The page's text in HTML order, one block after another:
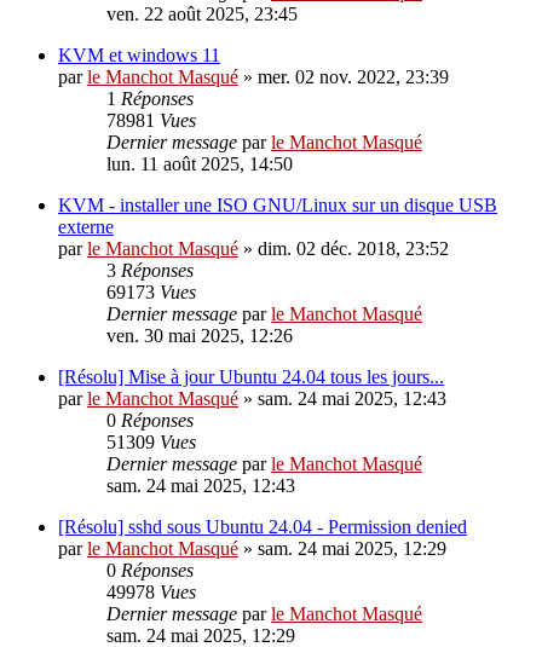
ven. 22 août 2025, 23:45
KVM et windows 11
parle Manchot Masqué » mer. 02 nov. 2022, 23:39
1 Réponses
78981 Vues
Dernier message parle Manchot Masqué
lun. 11 août 2025, 14:50
KVM - installer une ISO GNU/Linux sur un disque USB
externe
parle Manchot Masqué » dim. 02 déc. 2018, 23:52
3 Réponses
69173 Vues
Dernier message parle Manchot Masqué
ven. 30 mai 2025, 12:26
[Résolu] Mise à jour Ubuntu 24.04 tous les jours...
parle Manchot Masqué » sam. 24 mai 2025, 12:43
0 Réponses
51309 Vues
Dernier message parle Manchot Masqué
sam. 24 mai 2025, 12:43
[Résolu] sshd sous Ubuntu 24.04 - Permission denied
parle Manchot Masqué » sam. 24 mai 2025, 12:29
0 Réponses
49978 Vues
Dernier message parle Manchot Masqué
sam. 24 mai 2025, 12:29